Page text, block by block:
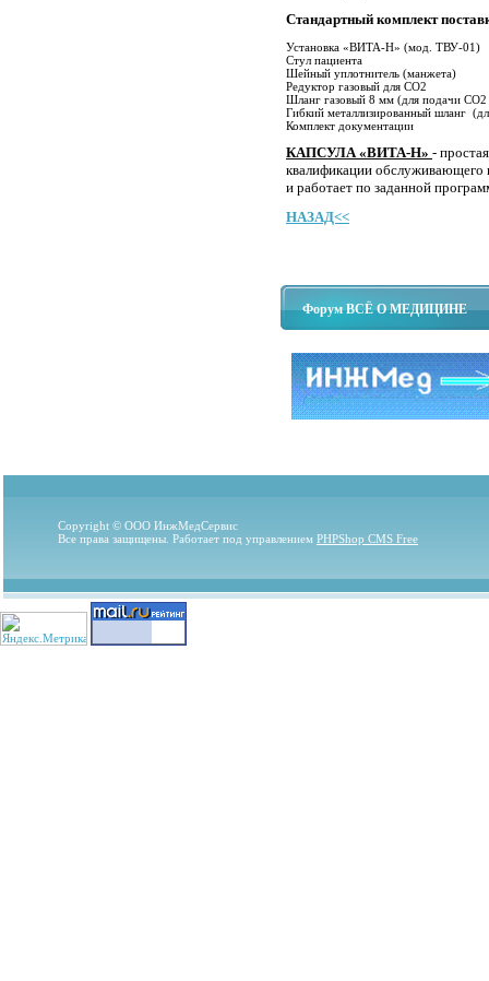
Стандартный комплект
Установка «ВИТА-Н» (мод. ТВУ-01)
Стул пациента
Шейный уплотнитель (манжета)
Редуктор газовый для СО2
Шланг газовый 8 мм (для подачи СО2
Гибкий металлизированный шланг
Комплект документации
КАПСУЛА «ВИТА-Н» -
квалификации обслуживающего
и работает по заданной
НАЗАД<<
Форум ВСЁ О МЕДИЦИНЕ
Copyright © ООО ИнжМедСервис
Все права защищены. Работает под управлением PHPShop CMS Free